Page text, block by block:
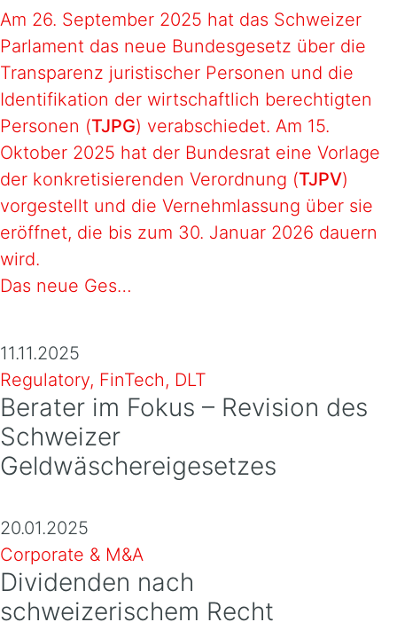
Am 26. September 2025 hat das Schweizer
Parlament das neue Bundesgesetz über die
Transparenz juristischer Personen und die
Identifikation der wirtschaftlich berechtigten
Personen (TJPG) verabschiedet. Am 15.
Oktober 2025 hat der Bundesrat eine Vorlage
der konkretisierenden Verordnung (TJPV)
vorgestellt und die Vernehmlassung über sie
eröffnet, die bis zum 30. Januar 2026 dauern
wird.
Das neue Ges…
11.11.2025
Regulatory, FinTech, DLT
Berater im Fokus – Revision des
Schweizer
Geldwäschereigesetzes
20.01.2025
Corporate & M&A
Dividenden nach
schweizerischem Recht